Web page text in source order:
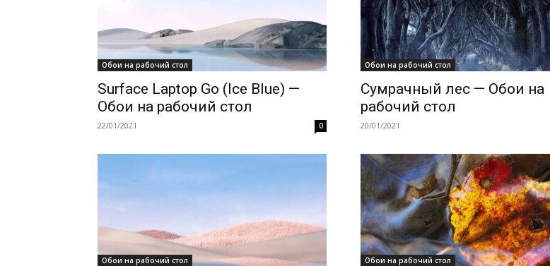
Обои на рабочий стол
Surface Laptop Go (Ice Blue) —
Обои на рабочий стол
22/01/2021 0
Обои на рабочий стол
Сумрачный лес — Обои на
рабочий стол
20/01/2021
Обои на рабочий стол Обои на рабочий стол